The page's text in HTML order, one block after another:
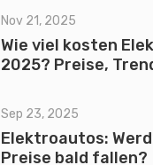
Nov 21, 2025
Wie viel kosten
2025? Preise,
Sep 23, 2025
Elektroautos:
Preise bald fallen?